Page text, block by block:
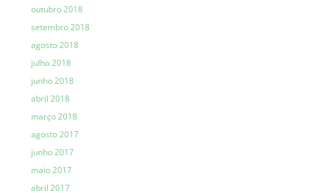
outubro 2018
setembro 2018
agosto 2018
julho 2018
junho 2018
abril 2018
março 2018
agosto 2017
junho 2017
maio 2017
abril 2017